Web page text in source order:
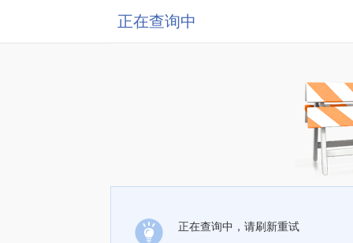
正在查询中
正在查询中，请刷新重试